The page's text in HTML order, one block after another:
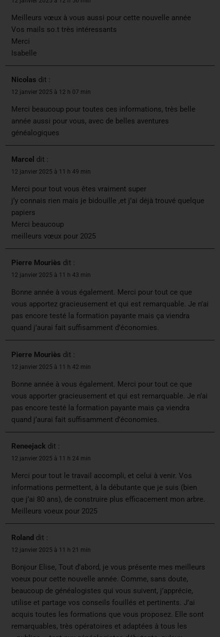
Meilleurs vœux à vous aussi pour cette nouvelle année
Vos mails so.t très intéressants
Merci
Isabelle
Nicolas dit :
12 janvier 2025 à 12 h 07 min
Merci beaucoup pour toutes ces informations, très belle
année aussi pour vous, avec de belles aventures
généalogiques
Marcel dit :
12 janvier 2025 à 11 h 49 min
Merci pour tout vous êtes vraiment super
j’y connais rien mais je bidouille ,et j’ai déjà trouvé quelque
papiers
Merci beaucoup
meilleurs vœux pour 2025
Pierre Mouriès dit :
12 janvier 2025 à 11 h 43 min
Bonne année à vous également. Merci pour tout ce que
vous apportez gracieusement et qui est remarquable. Je n’ai
pas encore testé la formation payante mais ça viendra
quand j’aurai fait suffisamment d’économies.
Pierre Mouriès dit :
12 janvier 2025 à 11 h 42 min
Bonne année à vous également. Merci pour tout ce que
vous apporter gracieusement et qui est remarquable. Je n’ai
pas encore testé la formation payante mais ça viendra
quand j’aurai fait suffisamment d’économies.
Reneejack dit :
12 janvier 2025 à 11 h 24 min
Merci pour tout le travail accompli, et celui à venir. Vos
informations permettent, à la débutante que je suis (bien
que j’ai 80 ans), de construire plus efficacement mon arbre.
Meilleurs voeux pour 2025
Roland dit :
12 janvier 2025 à 11 h 21 min
Bonjour Elise, Tout d’abord, je vous présente mes meilleurs
voeux pour cette nouvelle année. Comme, sans doute,
beaucoup de généalogistes qui vous suivent, j’apprécie,
utilise et partage vos conseils fouillés et pertinents. J’ai
acquis toutes les formations que vous proposez. Elle sont
remarquables, très opératoires et adaptées à tous les